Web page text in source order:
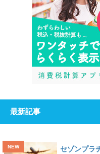
最新記事
セゾンプラ